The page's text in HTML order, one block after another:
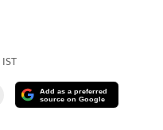
IST
Add as a preferred
source on Google